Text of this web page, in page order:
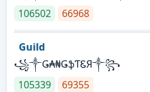
106502
66968
Guild
꧁༒Ǥ₳₦ǤֆƬᏋЯ༒꧂
105339
69355